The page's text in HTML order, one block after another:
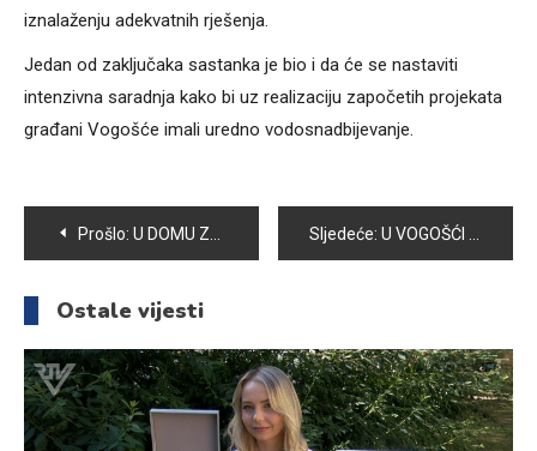
iznalaženju adekvatnih rješenja.
Jedan od zaključaka sastanka je bio i da će se nastaviti
intenzivna saradnja kako bi uz realizaciju započetih projekata
građani Vogošće imali uredno vodosnadbijevanje.
Navigacija
članaka
Prošlo: U DOMU ZDRAVLJA VOGOŠĆA POČELA BESPLATNA VAKCINACIJA PROTIV GRIPE Sljedeće: U VOGOŠĆI ODRŽANA OSNIVAČKA SKUPŠTINA RADIO KLUBA “VOGOŠĆA”
Ostale vijesti